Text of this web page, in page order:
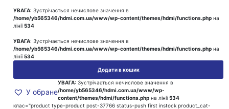
УВАГА: Зустрічається нечислове значення в
/home/yb565346/hdmi.com.ua/www/wp-content/themes/hdmi/functions.php на
лінії534
УВАГА: Зустрічається нечислове значення в
/home/yb565346/hdmi.com.ua/www/wp-content/themes/hdmi/functions.php на
лінії534
Додати в кошик
У обране
УВАГА: Зустрічається нечислове значення в
/home/yb565346/hdmi.com.ua/www/wp-
content/themes/hdmi/functions.php на лінії534
клас="product type-product post-37766 status-push first instock product_cat-